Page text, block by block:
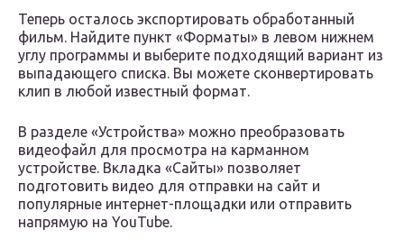
Теперь осталось экспортировать обработанный
фильм. Найдите пункт «Форматы» в левом нижнем
углу программы и выберите подходящий вариант из
выпадающего списка. Вы можете сконвертировать
клип в любой известный формат.
В разделе «Устройства» можно преобразовать
видеофайл для просмотра на карманном
устройстве. Вкладка «Сайты» позволяет
подготовить видео для отправки на сайт и
популярные интернет-площадки или отправить
напрямую на YouTube.